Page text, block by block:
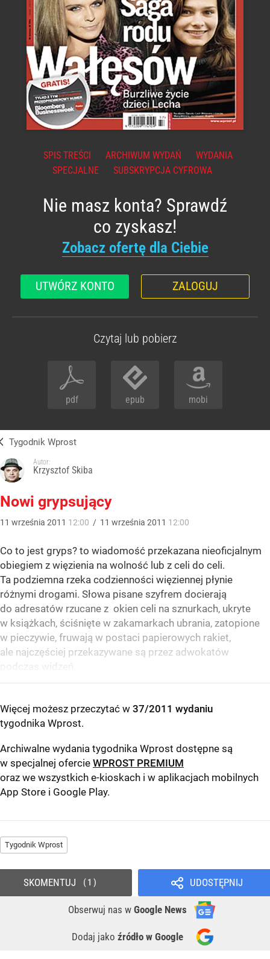
SPIS TREŚCI ARCHIWUM WYDAŃ
WYDANIA
SPECJALNE
SUBSKRYPCJA CYFROWA
Nie masz konta? Sprawdź
co zyskasz!
Zobacz ofertę dla Ciebie
UTWÓRZ KONTO ZALOGUJ
Czytaj lub pobierz
pdf epub mobi
Tygodnik Wprost
Autor:
Krzysztof Skiba
Nowi grypsujący
11 września 2011 12:00 / 11 września 2011 12:00
Co to jest gryps? to wiadomość przekazana nieoficjalnym
obiegiem z więzienia na wolność lub z celi do celi.
Ta podziemna rzeka codzienności więziennej płynie
różnymi drogami. Słowa pisane szyfrem docierają
do adresatów rzucane z okien celi na sznurkach, ukryte
w książkach, ściśnięte w zakamarkach ubrania, zatopione
w pieczywie, fruwają w postaci papierowych rakiet,
ale najczęściej przekazywane są przez adwokatów
Więcej możesz przeczytać w 37/2011 wydaniu
tygodnika Wprost.
Archiwalne wydania tygodnika Wprost dostępne są
w specjalnej ofercie WPROST PREMIUM
oraz we wszystkich e-kioskach i w aplikacjach mobilnych
App Store i Google Play.
Tygodnik Wprost
UDOSTĘPNIJ
Obserwuj nas w Google News
Dodaj jako źródło w Google
SKOMENTUJ 1